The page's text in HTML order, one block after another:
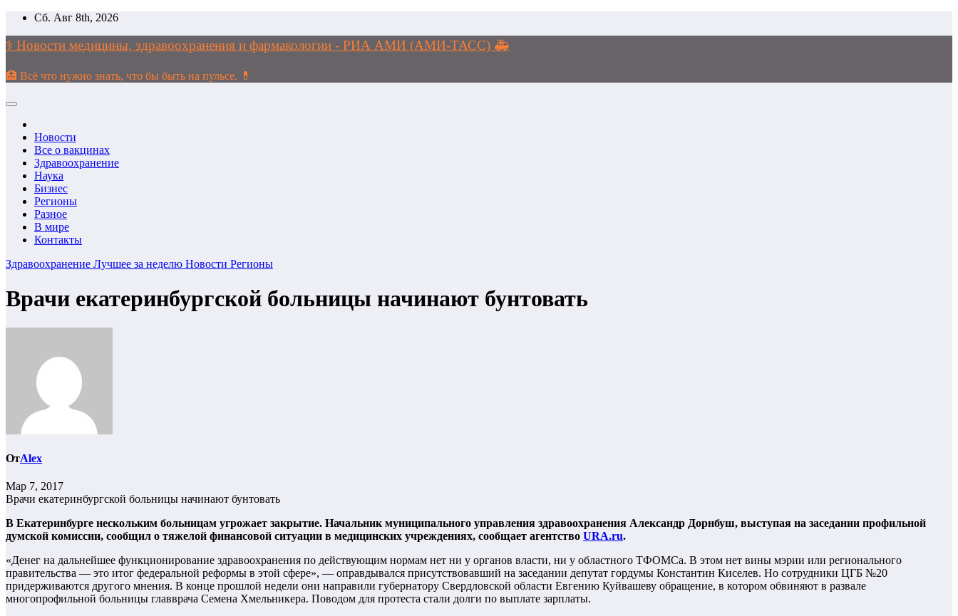
Перейти
содержимому
Сб. Авг 8th, 2026
⚕️ Новости медицины, здравоохранения и фармакологии - РИА АМИ (АМИ-ТАСС) 🚑
🏥 Всё что нужно знать, что бы быть на пульсе. 💊
Новости
Все о вакцинах
Здравоохранение
Наука
Бизнес
Регионы
Разное
В мире
Контакты
Здравоохранение Лучшее за неделю Новости Регионы
Врачи екатеринбургской больницы начинают бунтовать
ОтAlex
Мар 7, 2017
Врачи екатеринбургской больницы начинают бунтовать
В Екатеринбурге нескольким больницам угрожает закрытие. Начальник муниципального управления здравоохранения Александр Дорнбуш, выступая на заседании профильной
думской комиссии, сообщил о тяжелой финансовой ситуации в медицинских учреждениях, сообщает агентство URA.ru.
«Денег на дальнейшее функционирование здравоохранения по действующим нормам нет ни у органов власти, ни у областного ТФОМСа. В этом нет вины мэрии или регионального
правительства — это итог федеральной реформы в этой сфере», — оправдывался присутствовавший на заседании депутат гордумы Константин Киселев. Но сотрудники ЦГБ №20
придерживаются другого мнения. В конце прошлой недели они направили губернатору Свердловской области Евгению Куйвашеву обращение, в котором обвиняют в развале
многопрофильной больницы главврача Семена Хмельникера. Поводом для протеста стали долги по выплате зарплаты.